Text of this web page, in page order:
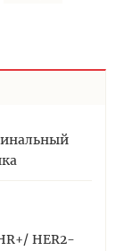
HER2-